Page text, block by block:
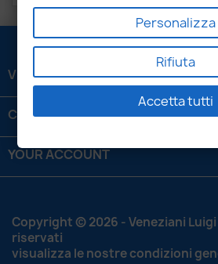
VENEZIANI LUIGI SRL
CONTATTACI
YOUR ACCOUNT
Copyright © 2026 - Veneziani
riservati
visualizza le nostre condizioni
Personalizza
Rifiuta
Accetta tutti